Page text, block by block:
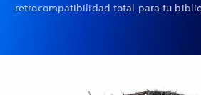
retrocompatibilidad total para tu